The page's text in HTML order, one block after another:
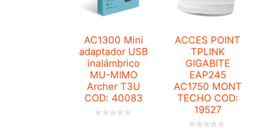
AC1300 Mini
adaptador USB
inalámbrico
MU-MIMO
Archer T3U
COD: 40083
ACCES POINT
TPLINK
GIGABITE
EAP245
AC1750 MONT
TECHO COD:
19527